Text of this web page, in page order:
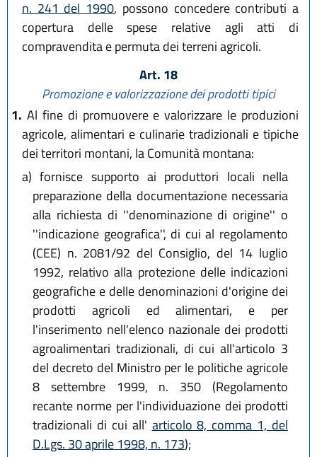
n. 241 del 1990, possono concedere contributi a
copertura delle spese relative agli atti di
compravendita e permuta dei terreni agricoli.
Art. 18
Promozione e valorizzazione dei prodotti tipici
1. Al fine di promuovere e valorizzare le produzioni
agricole, alimentari e culinarie tradizionali e tipiche
dei territori montani, la Comunità montana:
a) fornisce supporto ai produttori locali nella
preparazione della documentazione necessaria
alla richiesta di ''denominazione di origine'' o
''indicazione geografica'', di cui al regolamento
(CEE) n. 2081/92 del Consiglio, del 14 luglio
1992, relativo alla protezione delle indicazioni
geografiche e delle denominazioni d'origine dei
prodotti agricoli ed alimentari, e per
l'inserimento nell'elenco nazionale dei prodotti
agroalimentari tradizionali, di cui all'articolo 3
del decreto del Ministro per le politiche agricole
8 settembre 1999, n. 350 (Regolamento
recante norme per l'individuazione dei prodotti
tradizionali di cui all' articolo 8, comma 1, del
D.Lgs. 30 aprile 1998, n. 173);